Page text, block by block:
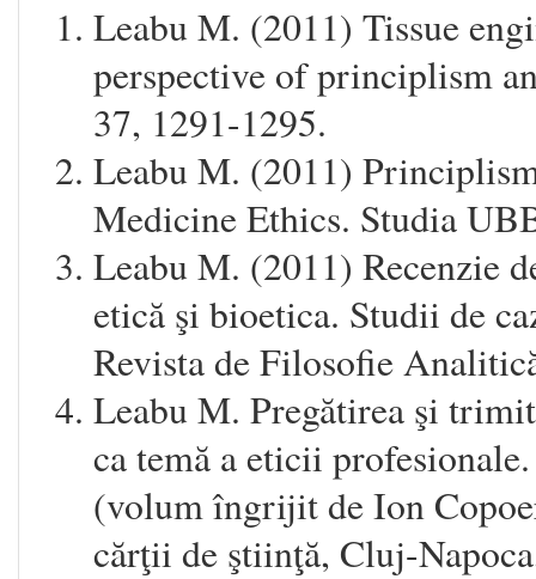
Leabu M. (2011) Tissue
perspective of principlism
37, 1291-1295.
Leabu M. (2011)
Medicine Ethics. Studia
Leabu M. (2011) Recenzie
etică şi bioetica. Studii de
Revista de Filosofie
Leabu M. Pregătirea şi
ca temă a eticii
(volum îngrijit de Ion
cărţii de ştiinţă, Cluj-